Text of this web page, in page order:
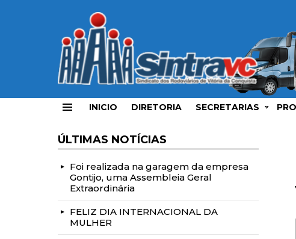
INICIO DIRETORIA SECRETARIAS
ÚLTIMAS NOTÍCIAS
Foi realizada na garagem da empresa
Gontijo, uma Assembleia Geral
Extraordinária
FELIZ DIA INTERNACIONAL DA
MULHER